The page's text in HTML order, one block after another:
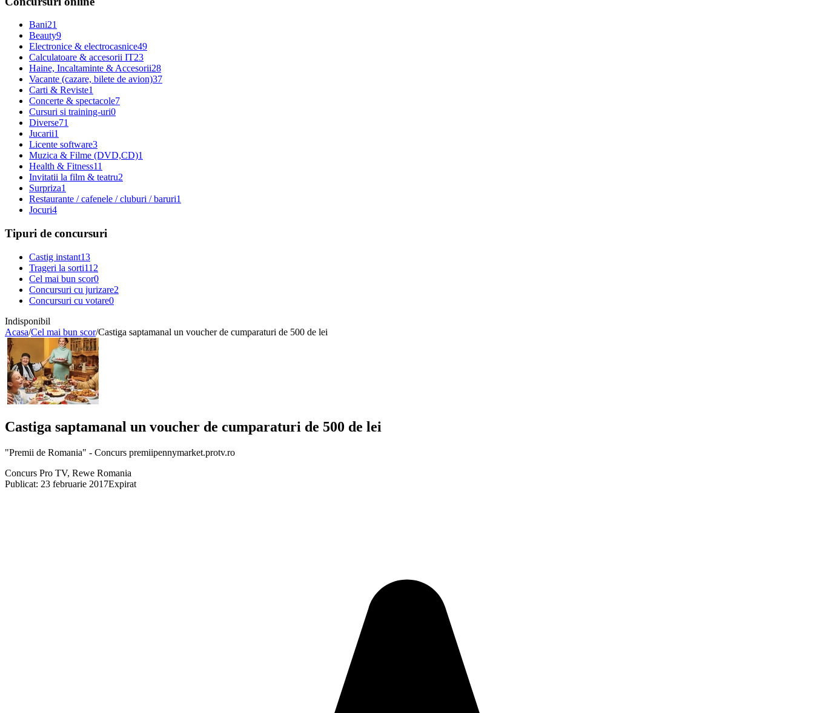
Bani21
Beauty9
Electronice & electrocasnice49
Calculatoare & accesorii IT23
Haine, Incaltaminte & Accesorii28
Vacante (cazare, bilete de avion)37
Carti & Reviste1
Concerte & spectacole7
Cursuri si training-uri0
Diverse71
Jucarii1
Licente software3
Muzica & Filme (DVD,CD)1
Health & Fitness11
Invitatii la film & teatru2
Surpriza1
Restaurante / cafenele / cluburi / baruri1
Jocuri4
Tipuri de concursuri
Castig instant13
Trageri la sorti112
Cel mai bun scor0
Concursuri cu jurizare2
Concursuri cu votare0
Indisponibil
Acasa/Cel mai bun scor/Castiga saptamanal un voucher de cumparaturi de 500 de lei
Castiga saptamanal un voucher de cumparaturi de 500 de lei
"Premii de Romania" - Concurs premiipennymarket.protv.ro
Concurs Pro TV, Rewe Romania
Publicat: 23 februarie 2017Expirat